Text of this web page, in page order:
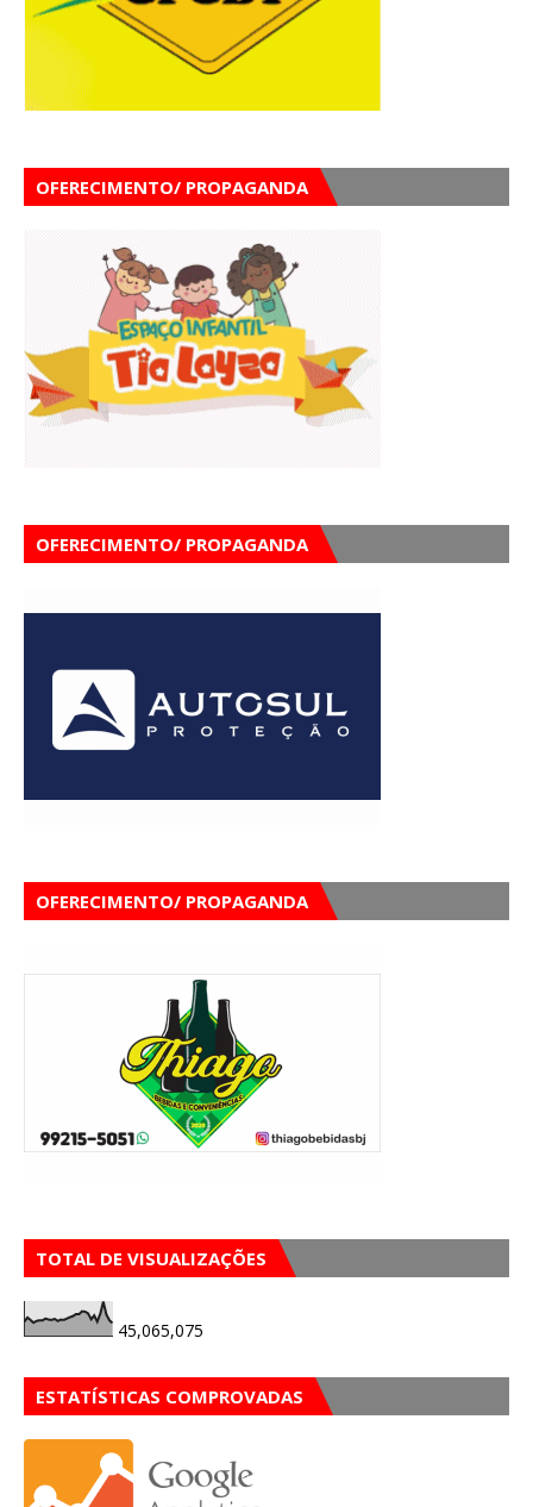
OFERECIMENTO/ PROPAGANDA
OFERECIMENTO/ PROPAGANDA
OFERECIMENTO/ PROPAGANDA
TOTAL DE VISUALIZAÇÕES
45,065,075
ESTATÍSTICAS COMPROVADAS